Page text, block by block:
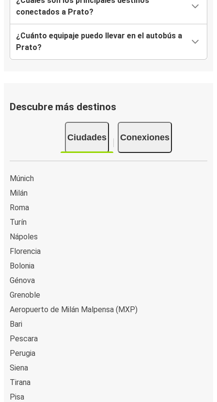
conectados a Prato?
¿Cuánto equipaje puedo llevar en el autobús a
Prato?
Descubre más destinos
Ciudades Conexiones
Múnich
Milán
Roma
Turín
Nápoles
Florencia
Bolonia
Génova
Grenoble
Aeropuerto de Milán Malpensa (MXP)
Bari
Pescara
Perugia
Siena
Tirana
Pisa